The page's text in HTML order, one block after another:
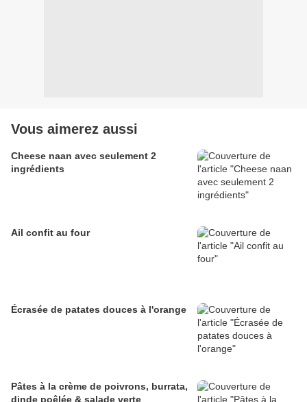
Vous aimerez aussi
Cheese naan avec seulement 2
ingrédients
Ail confit au four
Écrasée de patates douces à l'orange
Pâtes à la crème de poivrons, burrata,
dinde poêlée & salade verte